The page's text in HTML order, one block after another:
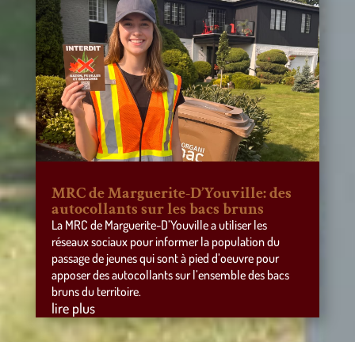
MRC de Marguerite-D’Youville: des
autocollants sur les bacs bruns
La MRC de Marguerite-D’Youville a utiliser les
réseaux sociaux pour informer la population du
passage de jeunes qui sont à pied d’oeuvre pour
apposer des autocollants sur l’ensemble des bacs
bruns du territoire.
lire plus